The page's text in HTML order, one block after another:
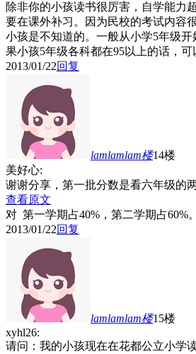
除非你的小孩读书很厉害，自学能力
要在课外补习。因为民校的考试内容
小孩是不知道的。一般从小学5年级
果小孩5年级各科都在95以上的话，可
2013/01/22回复
lamlamlam楼14楼
美好心:
谢谢分享， 第一批分数是看六年级的
查看原文
对 第一学期占40%，第二学期占60%
2013/01/22回复
lamlamlam楼15楼
xyhl26:
请问：我的小孩现在在花都公立小学